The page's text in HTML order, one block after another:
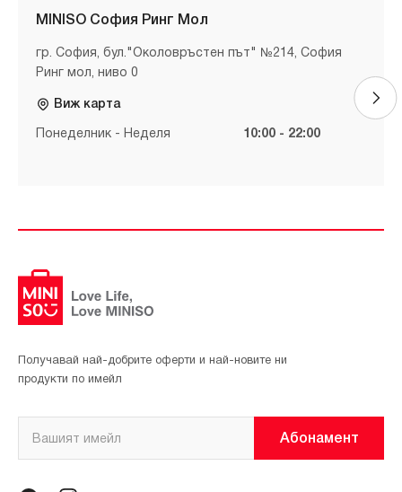
MINISO София Ринг Мол
гр. София, бул."Околовръстен път" №214, София
Ринг мол, ниво 0
Виж карта
Понеделник - Неделя 10:00 - 22:00
Получавай най-добрите оферти и най-новите ни
продукти по имейл
Абонамент